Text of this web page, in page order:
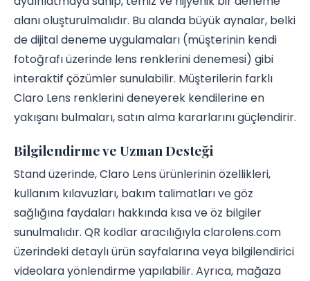
alanı oluşturulmalıdır. Bu alanda büyük aynalar, belki
de dijital deneme uygulamaları (müşterinin kendi
fotoğrafı üzerinde lens renklerini denemesi) gibi
interaktif çözümler sunulabilir. Müşterilerin farklı
Claro Lens renklerini deneyerek kendilerine en
yakışanı bulmaları, satın alma kararlarını güçlendirir.
Bilgilendirme ve Uzman Desteği
Stand üzerinde, Claro Lens ürünlerinin özellikleri,
kullanım kılavuzları, bakım talimatları ve göz
sağlığına faydaları hakkında kısa ve öz bilgiler
sunulmalıdır. QR kodlar aracılığıyla clarolens.com
üzerindeki detaylı ürün sayfalarına veya bilgilendirici
videolara yönlendirme yapılabilir. Ayrıca, mağaza